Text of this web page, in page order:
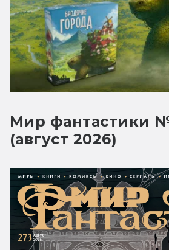
Мир фантастики
(август 2026)